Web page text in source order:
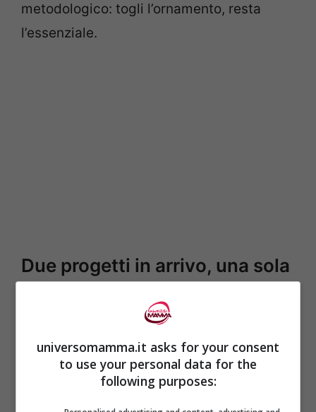
metodologico: togli l’ornamento, resta
l’essenziale.
Due progetti in arrivo, una sola
Il primo è atteso e insieme sospeso:
Euphoria3 è in sviluppo, con la rete che
nel 2024 ha ribadito l’impegno ma senza
universomamma.it asks for your consent
to use your personal data for the
following purposes: